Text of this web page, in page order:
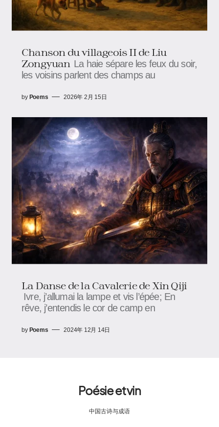
Chanson du villageois II de Liu
Zongyuan La haie sépare les feux du soir,
les voisins parlent des champs au
by Poems 2026年 2月 15日
La Danse de la Cavalerie de Xin Qiji​
Ivre, j’allumai la lampe et vis l’épée; En
rêve, j’entendis le cor de camp en
by Poems 2024年 12月 14日
Poésie et vin
中国古诗与成语